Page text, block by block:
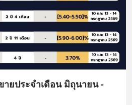
ายประจำเดือน มิถุนายน -